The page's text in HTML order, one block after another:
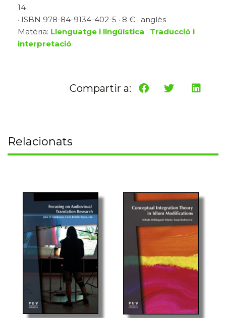
14
· ISBN 978-84-9134-402-5 · 8 € · anglès
Matèria: Llenguatge i lingüística : Traducció i
interpretació
Compartir a:
Relacionats